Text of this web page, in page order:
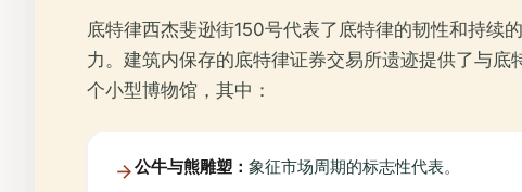
底特律西杰斐逊街150号代表了底特律的韧性和持续
力。建筑内保存的底特律证券交易所遗迹提供了与
个小型博物馆，其中：
公牛与熊雕塑： 象征市场周期的标志性代表。